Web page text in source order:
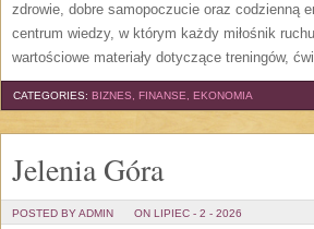
zdrowie, dobre samopoczucie oraz codzienną
centrum wiedzy, w którym każdy miłośnik
wartościowe materiały dotyczące treningów,
CATEGORIES: BIZNES, FINANSE, EKONOMIA
Jelenia Góra
POSTED BY ADMIN ON LIPIEC - 2 - 2026